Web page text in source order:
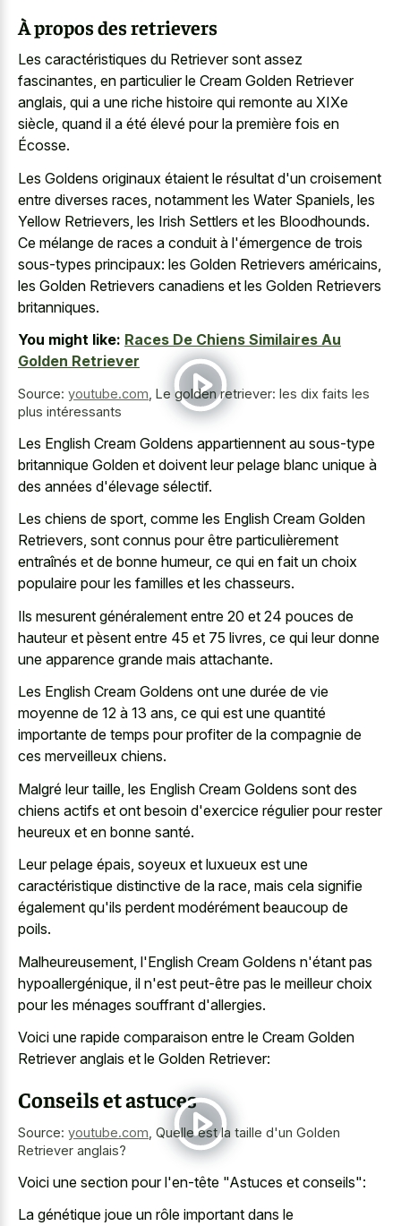
À propos des retrievers
Les caractéristiques du Retriever sont assez
fascinantes, en particulier le Cream Golden Retriever
anglais, qui a une riche histoire qui remonte au XIXe
siècle, quand il a été élevé pour la première fois en
Écosse.
Les Goldens originaux étaient le résultat d'un croisement
entre diverses races, notamment les Water Spaniels, les
Yellow Retrievers, les Irish Settlers et les Bloodhounds.
Ce mélange de races a conduit à l'émergence de trois
sous-types principaux: les Golden Retrievers américains,
les Golden Retrievers canadiens et les Golden Retrievers
britanniques.
You might like: Races De Chiens Similaires Au
Golden Retriever
Source: youtube.com, Le golden retriever: les dix faits les
plus intéressants
Les English Cream Goldens appartiennent au sous-type
britannique Golden et doivent leur pelage blanc unique à
des années d'élevage sélectif.
Les chiens de sport, comme les English Cream Golden
Retrievers, sont connus pour être particulièrement
entraînés et de bonne humeur, ce qui en fait un choix
populaire pour les familles et les chasseurs.
Ils mesurent généralement entre 20 et 24 pouces de
hauteur et pèsent entre 45 et 75 livres, ce qui leur donne
une apparence grande mais attachante.
Les English Cream Goldens ont une durée de vie
moyenne de 12 à 13 ans, ce qui est une quantité
importante de temps pour profiter de la compagnie de
ces merveilleux chiens.
Malgré leur taille, les English Cream Goldens sont des
chiens actifs et ont besoin d'exercice régulier pour rester
heureux et en bonne santé.
Leur pelage épais, soyeux et luxueux est une
caractéristique distinctive de la race, mais cela signifie
également qu'ils perdent modérément beaucoup de
poils.
Malheureusement, l'English Cream Goldens n'étant pas
hypoallergénique, il n'est peut-être pas le meilleur choix
pour les ménages souffrant d'allergies.
Voici une rapide comparaison entre le Cream Golden
Retriever anglais et le Golden Retriever:
Conseils et astuces
Source: youtube.com, Quelle est la taille d'un Golden
Retriever anglais?
Voici une section pour l'en-tête "Astuces et conseils":
La génétique joue un rôle important dans le